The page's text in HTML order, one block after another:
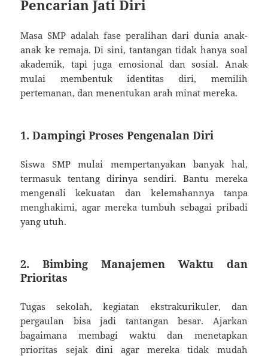
Pencarian Jati Diri
Masa SMP adalah fase peralihan dari dunia anak-
anak ke remaja. Di sini, tantangan tidak hanya soal
akademik, tapi juga emosional dan sosial. Anak
mulai membentuk identitas diri, memilih
pertemanan, dan menentukan arah minat mereka.
1. Dampingi Proses Pengenalan Diri
Siswa SMP mulai mempertanyakan banyak hal,
termasuk tentang dirinya sendiri. Bantu mereka
mengenali kekuatan dan kelemahannya tanpa
menghakimi, agar mereka tumbuh sebagai pribadi
yang utuh.
2. Bimbing Manajemen Waktu dan
Prioritas
Tugas sekolah, kegiatan ekstrakurikuler, dan
pergaulan bisa jadi tantangan besar. Ajarkan
bagaimana membagi waktu dan menetapkan
prioritas sejak dini agar mereka tidak mudah